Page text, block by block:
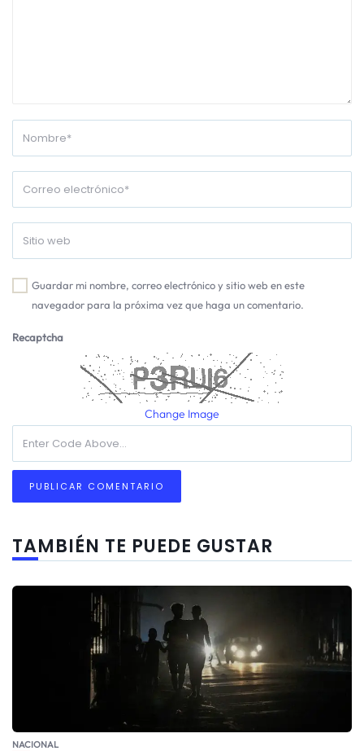
Guardar mi nombre, correo electrónico y sitio web en este
navegador para la próxima vez que haga un comentario.
Recaptcha
Change Image
TAMBIÉN TE PUEDE GUSTAR
NACIONAL